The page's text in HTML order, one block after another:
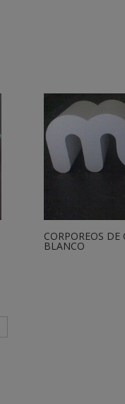
CORPOREOS DE
BLANCO